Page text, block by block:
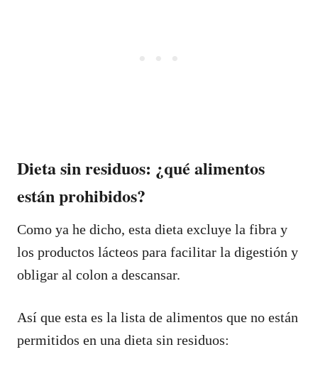
Dieta sin residuos: ¿qué alimentos
están prohibidos?
Como ya he dicho, esta dieta excluye la fibra y
los productos lácteos para facilitar la digestión y
obligar al colon a descansar.
Así que esta es la lista de alimentos que no están
permitidos en una dieta sin residuos: